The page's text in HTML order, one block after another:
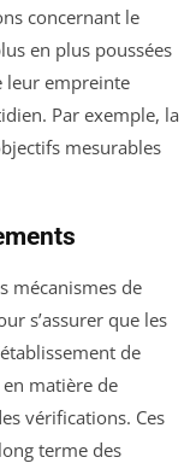
concernant le
en plus poussées
leur empreinte
Par exemple, la
mesurables
mécanismes de
s’assurer que les
de
matière de
vérifications. Ces
terme des